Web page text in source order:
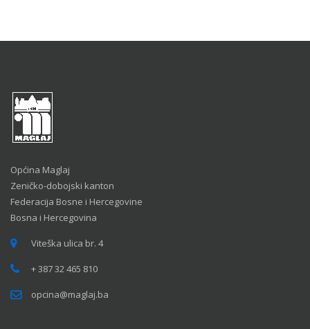
Općina Maglaj
Zeničko-dobojski kanton
Federacija Bosne i Hercegovine
Bosna i Hercegovina
Viteška ulica br. 4
+ 387 32 465 810
opcina@maglaj.ba